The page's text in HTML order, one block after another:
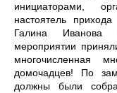
инициаторами,
настоятель
Галина Иванова
мероприятии
многочисленная
домочадцев! По
должны были